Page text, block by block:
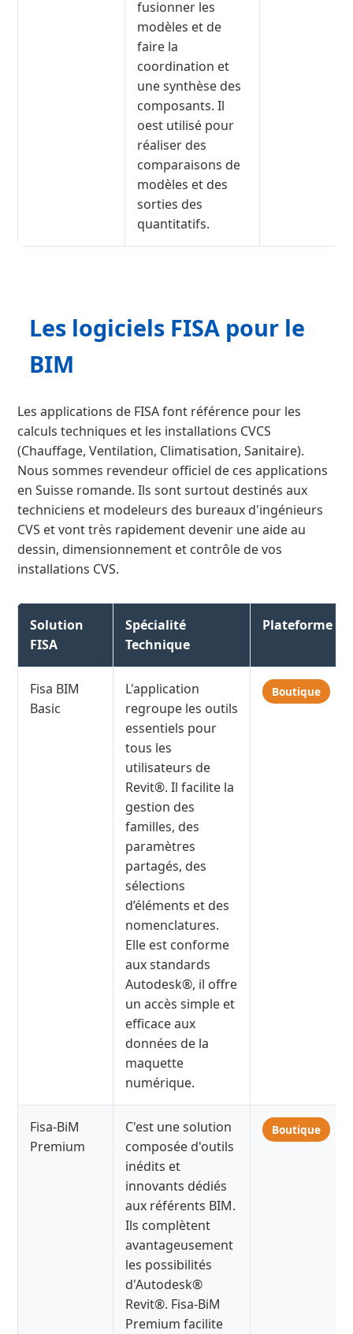
fusionner les
modèles et de
faire la
coordination et
une synthèse des
composants. Il
oest utilisé pour
réaliser des
comparaisons de
modèles et des
sorties des
quantitatifs.
Les logiciels FISA pour le
BIM
Les applications de FISA font référence pour les
calculs techniques et les installations CVCS
(Chauffage, Ventilation, Climatisation, Sanitaire).
Nous sommes revendeur officiel de ces applications
en Suisse romande. Ils sont surtout destinés aux
techniciens et modeleurs des bureaux d'ingénieurs
CVS et vont très rapidement devenir une aide au
dessin, dimensionnement et contrôle de vos
installations CVS.
Solution
FISA
Spécialité
Technique
Plateforme
Fisa BIM
Basic
L'application
regroupe les outils
essentiels pour
tous les
utilisateurs de
Revit®. Il facilite la
gestion des
familles, des
paramètres
partagés, des
sélections
d’éléments et des
nomenclatures.
Elle est conforme
aux standards
Autodesk®, il offre
un accès simple et
efficace aux
données de la
maquette
numérique.
Boutique
Fisa-BiM
Premium
C'est une solution
composée d'outils
inédits et
innovants dédiés
aux référents BIM.
Ils complètent
avantageusement
les possibilités
d'Autodesk®
Revit®. Fisa-BiM
Premium facilite
Boutique